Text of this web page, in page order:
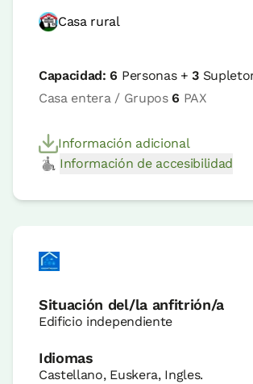
Casa rural
Capacidad:6 Personas +3
Casa entera / Grupos6 PAX
Información adicional
Información de accesibilidad
Situación del/la anfitrión/a
Edificio independiente
Idiomas
Castellano, Euskera, Ingles.